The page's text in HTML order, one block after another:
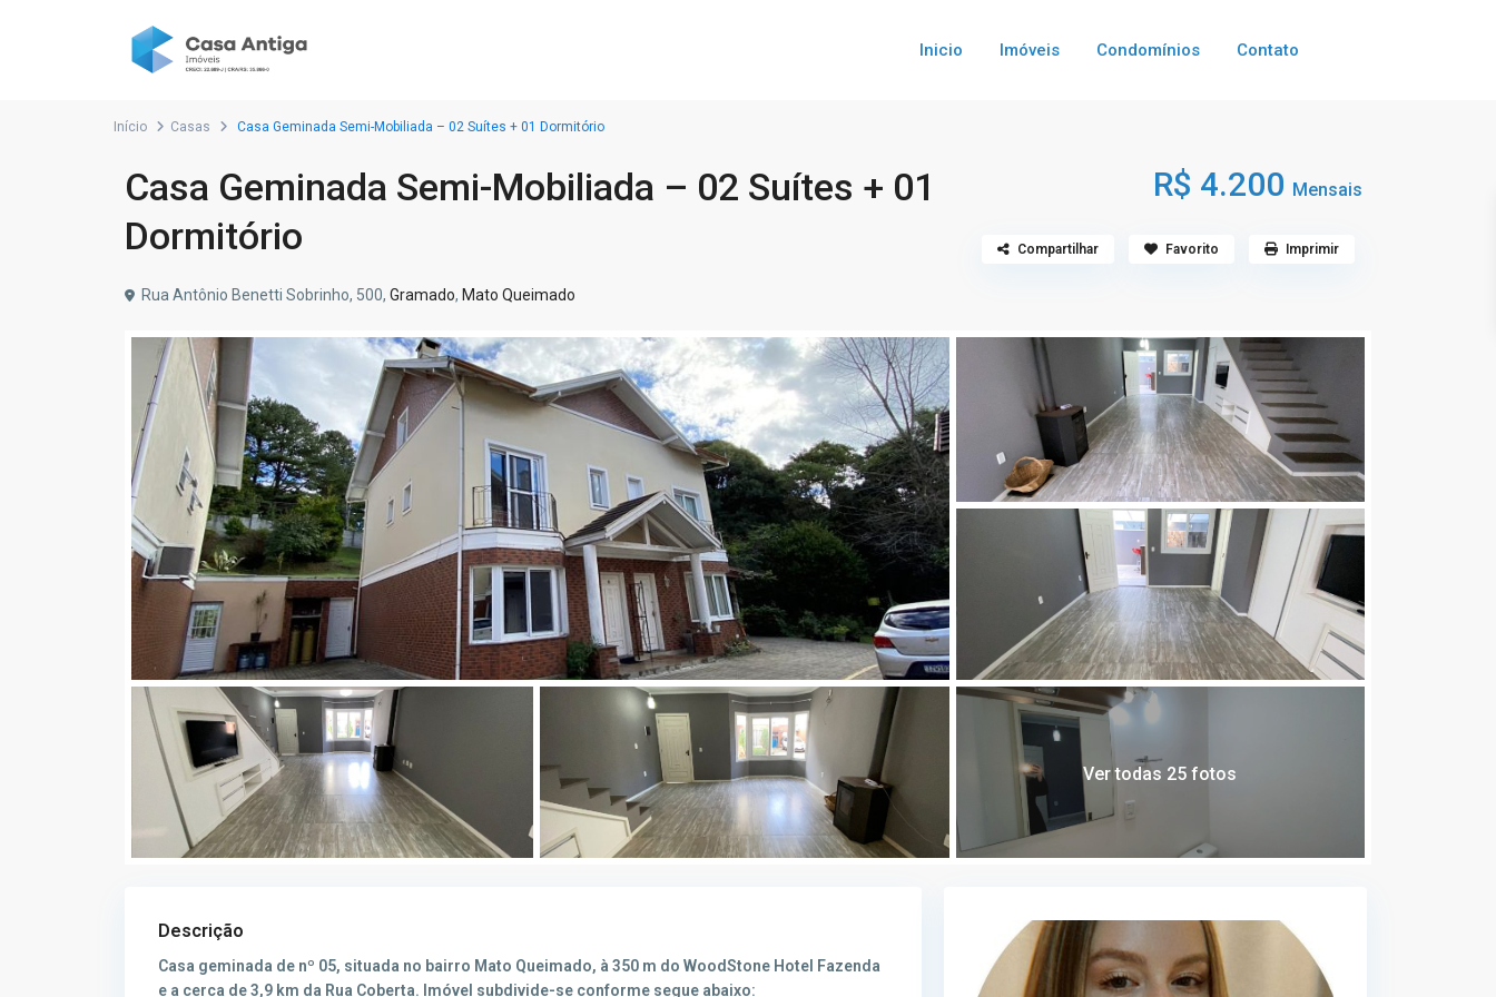
Inicio Imóveis Condomínios Contato
Início Casas Casa Geminada Semi-Mobiliada – 02 Suítes + 01 Dormitório
Casa Geminada Semi-Mobiliada – 02 Suítes + 01
Dormitório
Rua Antônio Benetti Sobrinho, 500, Gramado, Mato Queimado
R$ 4.200 Mensais
Compartilhar Favorito Imprimir
Ver todas 25 fotos
Descrição
Casa geminada de nº 05, situada no bairro Mato Queimado, à 350 m do WoodStone Hotel Fazenda
e a cerca de 3,9 km da Rua Coberta. Imóvel subdivide-se conforme segue abaixo: